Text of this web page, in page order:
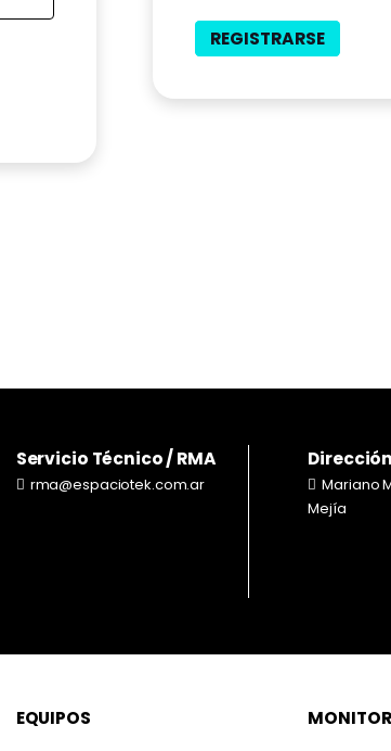
REGISTRARSE
Servicio Técnico / RMA
rma@espaciotek.com.ar
Dirección
Mariano
Mejía
EQUIPOS